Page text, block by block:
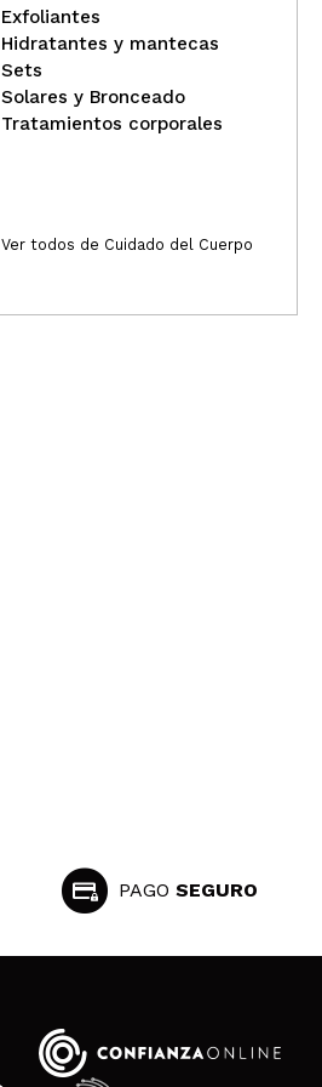
Exfoliantes
Hidratantes y mantecas
Sets
Solares y Bronceado
Tratamientos corporales
Ver todos de Cuidado del Cuerpo
PAGO SEGURO